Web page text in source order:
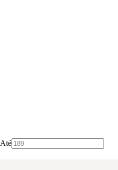
Até